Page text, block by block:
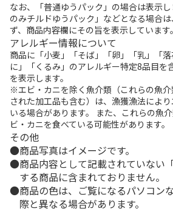
なお、「普通ゆうパック」の場合は表示
のみチルドゆうパック」などとなる場合
ず、商品内容欄にその旨を表示しています。
アレルギー情報について
商品に「小麦」「そば」「卵」「乳」「
に」「くるみ」のアレルギー特定8品目を
を表示します。
※エビ・カニを除く魚介類（これらの魚
された加工品も含む）は、漁獲漁法によ
いる場合があります。 また、これらの魚
ビ・カニを食べている可能性があります。
その他
商品写真はイメージです。
商品内容として記載されていない
する商品に含まれておりません。
商品の色は、ご覧になるパソコン
際と異なる場合があります。